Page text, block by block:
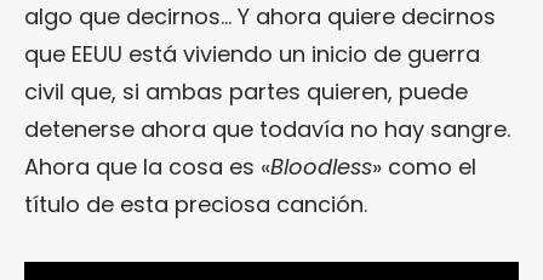
algo que decirnos… Y ahora quiere decirnos
que EEUU está viviendo un inicio de guerra
civil que, si ambas partes quieren, puede
detenerse ahora que todavía no hay sangre.
Ahora que la cosa es «Bloodless» como el
título de esta preciosa canción.